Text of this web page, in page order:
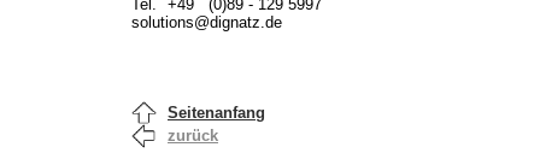
Tel.
+49 (0)89 - 129 5997
solutions@dignatz.de
Seitenanfang
zurück